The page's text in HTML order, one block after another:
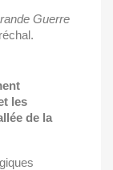
Guerre
les
de la